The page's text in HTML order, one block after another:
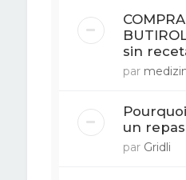
sin
par
un
par Gridli